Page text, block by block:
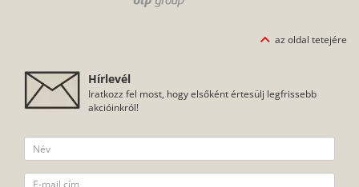
az oldal tetejére
Hírlevél
Iratkozz fel most, hogy elsőként értesülj legfrissebb
akcióinkról!